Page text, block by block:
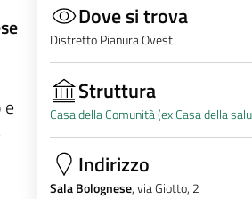
e
Dove si trova
Distretto Pianura Ovest
Struttura
Casa della Comunità (ex Casa della
Indirizzo
Sala Bolognese, via Giotto, 2